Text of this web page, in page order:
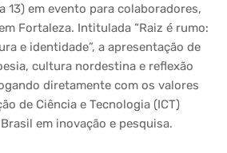
13) em evento para colaboradores,
Fortaleza. Intitulada “Raiz é rumo:
e identidade”, a apresentação de
cultura nordestina e reflexão
diretamente com os valores
de Ciência e Tecnologia (ICT)
em inovação e pesquisa.